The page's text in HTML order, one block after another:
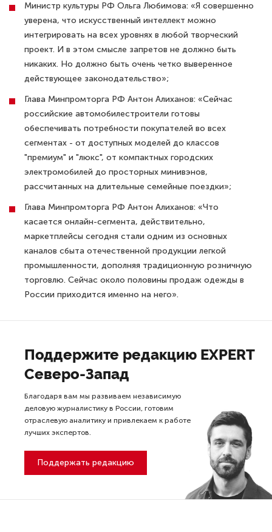
Министр культуры РФ Ольга Любимова: «Я совершенно
уверена, что искусственный интеллект можно
интегрировать на всех уровнях в любой творческий
проект. И в этом смысле запретов не должно быть
никаких. Но должно быть очень четко выверенное
действующее законодательство»;
Глава Минпромторга РФ Антон Алиханов: «Сейчас
российские автомобилестроители готовы
обеспечивать потребности покупателей во всех
сегментах - от доступных моделей до классов
"премиум" и "люкс", от компактных городских
электромобилей до просторных минивэнов,
рассчитанных на длительные семейные поездки»;
Глава Минпромторга РФ Антон Алиханов: «Что
касается онлайн-сегмента, действительно,
маркетплейсы сегодня стали одним из основных
каналов сбыта отечественной продукции легкой
промышленности, дополняя традиционную розничную
торговлю. Сейчас около половины продаж одежды в
России приходится именно на него».
Поддержите редакцию EXPERT
Северо-Запад
Благодаря вам мы развиваем независимую
деловую журналистику в России, готовим
отраслевую аналитику и привлекаем к работе
лучших экспертов.
Поддержать редакцию